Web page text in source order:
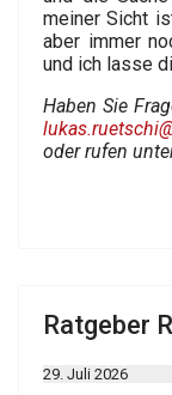
meiner Sicht
aber immer
und ich lasse
Haben Sie
oder rufen
Ratgeber
29. Juli 2026